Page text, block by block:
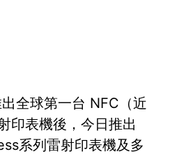
全球第一台 NFC（近
印表機後，今日推出
系列雷射印表機及多